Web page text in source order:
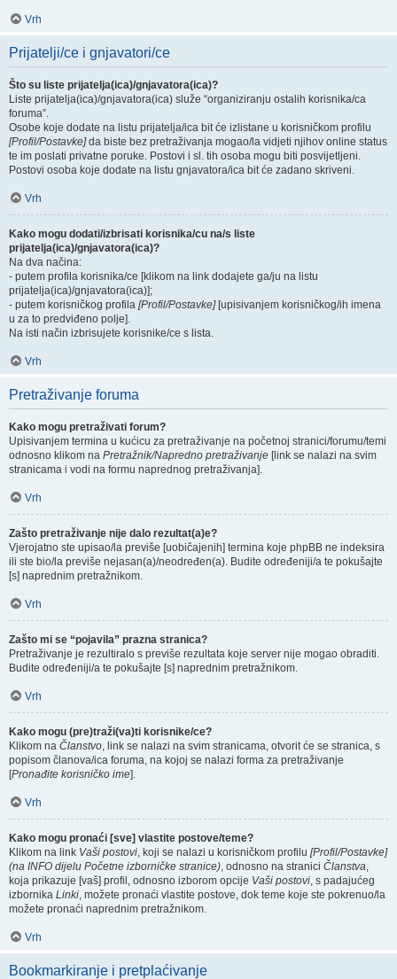
Vrh
Prijatelji/ce i gnjavatori/ce
Što su liste prijatelja(ica)/gnjavatora(ica)?
Liste prijatelja(ica)/gnjavatora(ica) služe “organiziranju ostalih korisnika/ca
foruma”.
Osobe koje dodate na listu prijatelja/ica bit će izlistane u korisničkom profilu
[Profil/Postavke]da biste bez pretraživanja mogao/la vidjeti njihov online status
te im poslati privatne poruke. Postovi i sl. tih osoba mogu biti posvijetljeni.
Postovi osoba koje dodate na listu gnjavatora/ica bit će zadano skriveni.
Vrh
Kako mogu dodati/izbrisati korisnika/cu na/s liste
prijatelja(ica)/gnjavatora(ica)?
Na dva načina:
- putem profila korisnika/ce [klikom na link dodajete ga/ju na listu
prijatelja(ica)/gnjavatora(ica)];
- putem korisničkog profila [Profil/Postavke][upisivanjem korisničkog/ih imena
u za to predviđeno polje].
Na isti način izbrisujete korisnike/ce s lista.
Vrh
Pretraživanje foruma
Kako mogu pretraživati forum?
Upisivanjem termina u kućicu za pretraživanje na početnoj stranici/forumu/temi
odnosno klikom na Pretražnik/Napredno pretraživanje [link se nalazi na svim
stranicama i vodi na formu naprednog pretraživanja].
Vrh
Zašto pretraživanje nije dalo rezultat(a)e?
Vjerojatno ste upisao/la previše [uobičajenih] termina koje phpBB ne indeksira
ili ste bio/la previše nejasan(a)/neodređen(a). Budite određeniji/a te pokušajte
[s] naprednim pretražnikom.
Vrh
Zašto mi se “pojavila” prazna stranica?
Pretraživanje je rezultiralo s previše rezultata koje server nije mogao obraditi.
Budite određeniji/a te pokušajte [s] naprednim pretražnikom.
Vrh
Kako mogu (pre)traži(va)ti korisnike/ce?
Klikom na Članstvo, link se nalazi na svim stranicama, otvorit će se stranica, s
popisom članova/ica foruma, na kojoj se nalazi forma za pretraživanje
[Pronađite korisničko ime].
Vrh
Kako mogu pronaći [sve] vlastite postove/teme?
Klikom na link Vaši postovi, koji se nalazi u korisničkom profilu [Profil/Postavke]
(na INFO dijelu Početne izborničke stranice), odnosno na stranici Članstva,
koja prikazuje [vaš] profil, odnosno izborom opcije Vaši postovi, s padajućeg
izbornika Linki, možete pronaći vlastite postove, dok teme koje ste pokrenuo/la
možete pronaći naprednim pretražnikom.
Vrh
Bookmarkiranje i pretplaćivanje